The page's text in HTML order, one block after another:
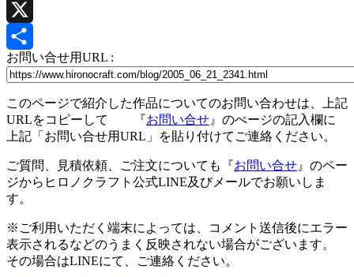
Pinterest
X
共
お問い合せ用URL :
このページで紹介した作品についてのお問い合わせは、上記
URLをコピーして 『お問い合せ 』のぺージの記入欄に
上記「お問い合せ用URL」を貼り付けてご連絡ください。
ご質問、見積依頼、ご注文についても『お問い合せ 』のペー
ジからヒロノクラフト公式LINE及びメールでお願いしま
す。
※ご利用いただく端末によっては、コメント送信後にエラー
表示されるなどのうまく反映されない場合がございます。
その場合はLINEにて、ご連絡ください。